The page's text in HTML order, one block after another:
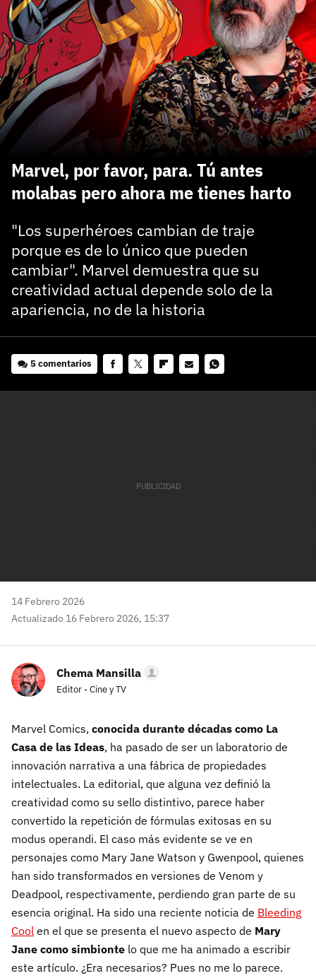
Marvel, por favor, para. Tú antes
molabas pero ahora me tienes harto
"Los superhéroes cambian de traje
porque es de lo único que pueden
cambiar". Marvel demuestra que su
creatividad actual depende solo de la
apariencia, no de la historia
5 comentarios
14 Febrero 2026
Actualizado 16 Febrero 2026, 15:37
Chema Mansilla
Editor - Cine y TV
Marvel Comics, conocida durante décadas como La
Casa de las Ideas, ha pasado de ser un laboratorio de
innovación narrativa a una fábrica de propiedades
intelectuales. La editorial, que alguna vez definió la
creatividad como su sello distintivo, parece haber
convertido la repetición de fórmulas exitosas en su
modus operandi. El caso más evidente se ve en
personajes como Mary Jane Watson y Gwenpool, quienes
han sido transformados en versiones de Venom y
Deadpool, respectivamente, perdiendo gran parte de su
esencia original. Ha sido una reciente noticia de Bleeding
Cool en el que se presenta el nuevo aspecto de Mary
Jane como simbionte lo que me ha animado a escribir
este artículo. ¿Era necesarios? Pues no me lo parece.
¿Todavía no tienes cuenta?
Regístrate gratis
El inicio de sesión con Facebook ya no está
disponible, pero puedes seguir usando tu cuenta
de 3DJuegos:
Recupera tu acceso con Facebook
carácter inicial), pero no mayúsculas, espacios, tildes
o caracteres especiales.
He leído y acepto la
politica de privacidad y
de participación
Registrarse en 3DJuegos
Entra con Google
¿Ya tienes cuenta?
Entra en 3DJuegos